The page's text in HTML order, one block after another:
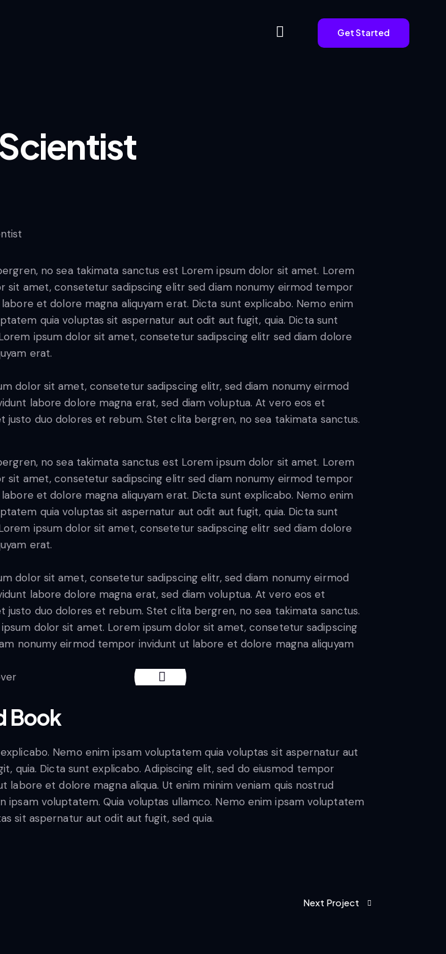
Get Started
no sea takimata sanctus est Lorem ipsum dolor sit amet. Lorem
sit amet, consetetur sadipscing elitr sed diam nonumy eirmod tempor
et dolore magna aliquyam erat. Dicta sunt explicabo. Nemo enim
quia voluptas sit aspernatur aut odit aut fugit, quia. Dicta sunt
ipsum dolor sit amet, consetetur sadipscing elitr sed diam dolore
erat.
dolor sit amet, consetetur sadipscing elitr, sed diam nonumy eirmod
labore dolore magna erat, sed diam voluptua. At vero eos et
justo duo dolores et rebum. Stet clita bergren, no sea takimata sanctus.
no sea takimata sanctus est Lorem ipsum dolor sit amet. Lorem
sit amet, consetetur sadipscing elitr sed diam nonumy eirmod tempor
et dolore magna aliquyam erat. Dicta sunt explicabo. Nemo enim
quia voluptas sit aspernatur aut odit aut fugit, quia. Dicta sunt
ipsum dolor sit amet, consetetur sadipscing elitr sed diam dolore
erat.
dolor sit amet, consetetur sadipscing elitr, sed diam nonumy eirmod
labore dolore magna erat, sed diam voluptua. At vero eos et
justo duo dolores et rebum. Stet clita bergren, no sea takimata sanctus.
dolor sit amet. Lorem ipsum dolor sit amet, consetetur sadipscing
nonumy eirmod tempor invidunt ut labore et dolore magna aliquyam
Book
Nemo enim ipsam voluptatem quia voluptas sit aspernatur aut
quia. Dicta sunt explicabo. Adipiscing elit, sed do eiusmod tempor
labore et dolore magna aliqua. Ut enim minim veniam quis nostrud
ipsam voluptatem. Quia voluptas ullamco. Nemo enim ipsam voluptatem
sit aspernatur aut odit aut fugit, sed quia.
Next Project